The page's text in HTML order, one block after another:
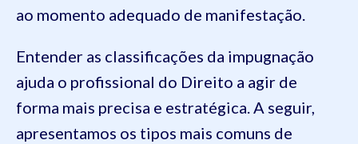
ao momento adequado de manifestação.
Entender as classificações da impugnação
ajuda o profissional do Direito a agir de
forma mais precisa e estratégica. A seguir,
apresentamos os tipos mais comuns de